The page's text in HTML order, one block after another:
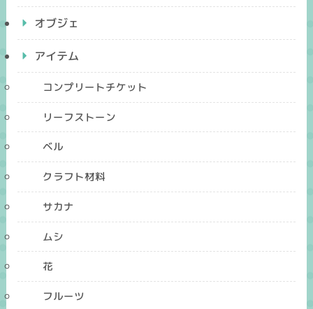
オブジェ
アイテム
コンプリートチケット
リーフストーン
ベル
クラフト材料
サカナ
ムシ
花
フルーツ